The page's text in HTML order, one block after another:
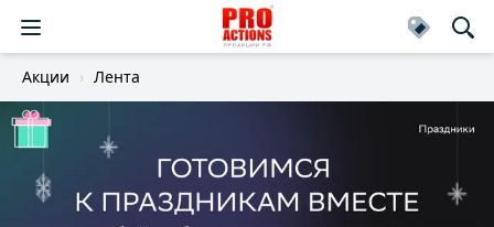
Акции Лента